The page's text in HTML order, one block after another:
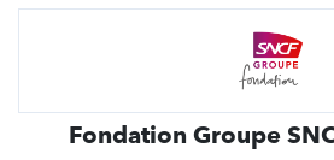
Fondation Groupe